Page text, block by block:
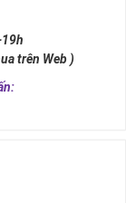
nhất trong tất cả
sự kiêu hãnh
trên Web )